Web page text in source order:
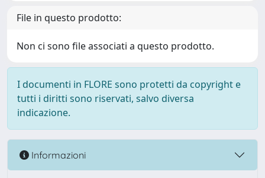
File in questo prodotto:
Non ci sono file associati a questo prodotto.
I documenti in FLORE sono protetti da copyright e
tutti i diritti sono riservati, salvo diversa
indicazione.
Informazioni